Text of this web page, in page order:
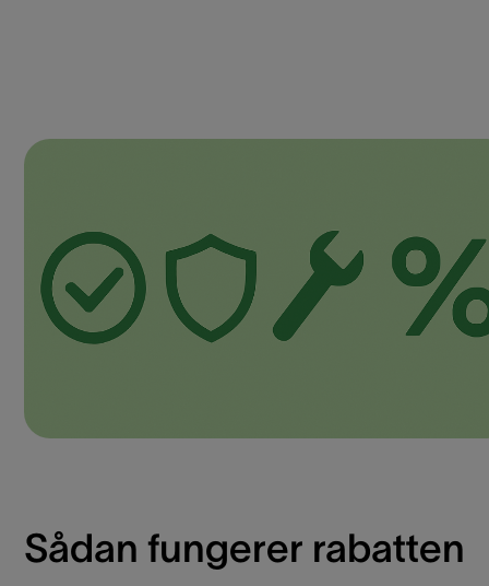
Sådan fungerer rabatten